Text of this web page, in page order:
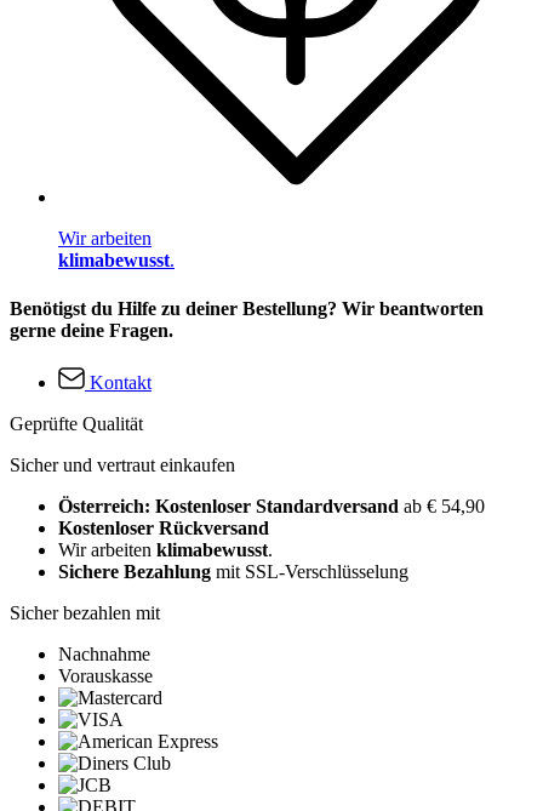
Wir arbeiten
klimabewusst.
Benötigst du Hilfe zu deiner Bestellung? Wir beantworten
gerne deine Fragen.
Kontakt
Geprüfte Qualität
Sicher und vertraut einkaufen
Österreich: Kostenloser Standardversand ab € 54,90
Kostenloser Rückversand
Wir arbeiten klimabewusst.
Sichere Bezahlung mit SSL-Verschlüsselung
Sicher bezahlen mit
Nachnahme
Vorauskasse